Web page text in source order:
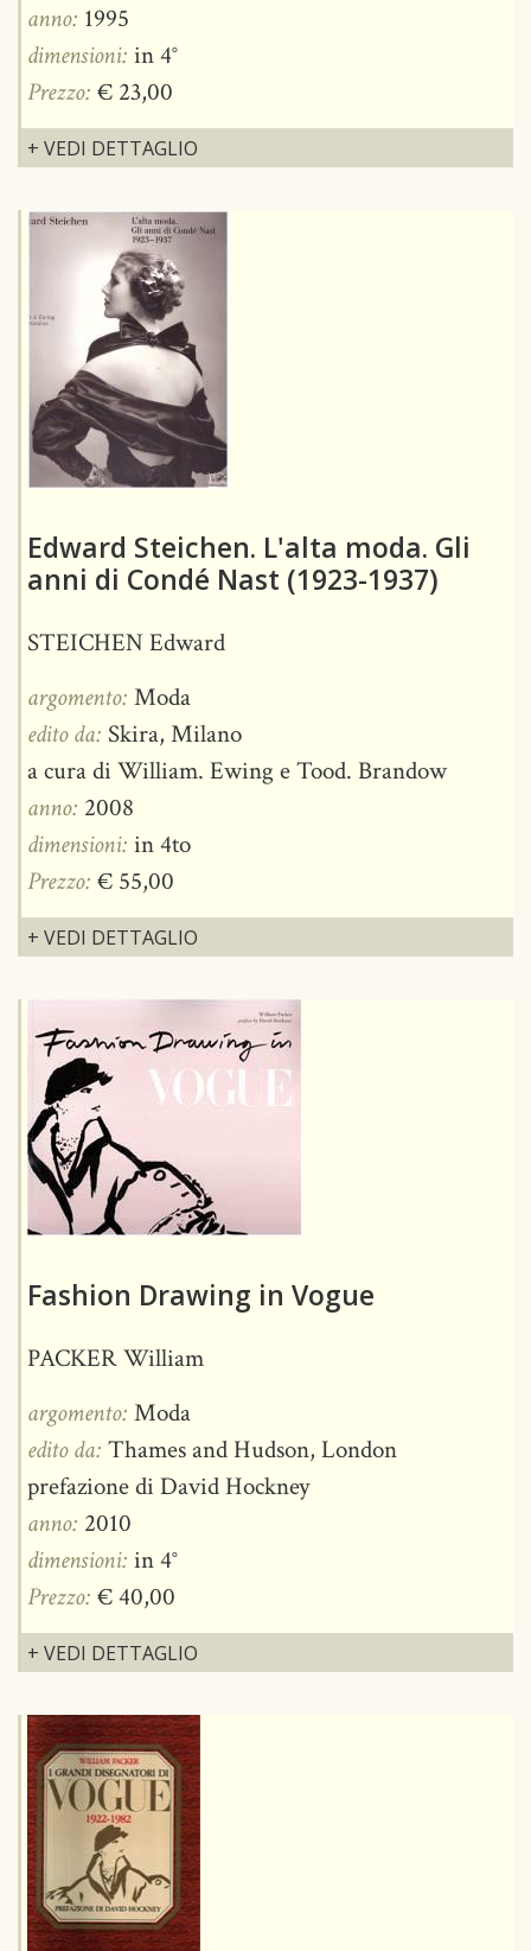
anno: 1995
dimensioni: in 4°
Prezzo: € 23,00
+ VEDI DETTAGLIO
Edward Steichen. L'alta moda. Gli
anni di Condé Nast (1923-1937)
STEICHEN Edward
argomento: Moda
edito da: Skira, Milano
a cura di William. Ewing e‎ Tood. Brandow
anno: 2008
dimensioni: in 4to
Prezzo: € 55,00
+ VEDI DETTAGLIO
Fashion Drawing in Vogue
PACKER William
argomento: Moda
edito da: Thames and Hudson, London
prefazione di David Hockney
anno: 2010
dimensioni: in 4°
Prezzo: € 40,00
+ VEDI DETTAGLIO